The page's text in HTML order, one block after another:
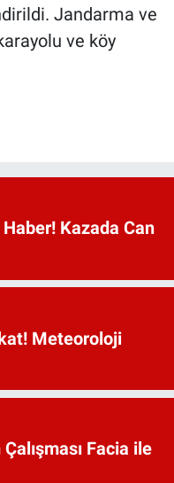
Jandarma ve
ve köy
Haber! Kazada Can
Meteoroloji
Facia ile